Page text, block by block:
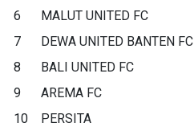
6 MALUT UNITED FC
7
DEWA UNITED BANTEN FC
8
BALI UNITED FC
9
AREMA FC
10
PERSITA